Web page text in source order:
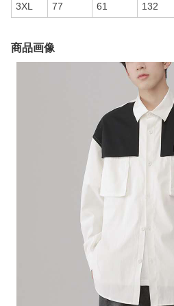
3XL 77 61 132
商品画像